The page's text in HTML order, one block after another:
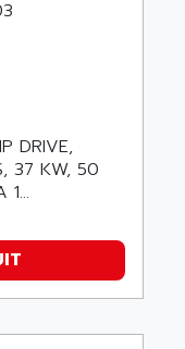
DRIVE,
37 KW, 50
1...